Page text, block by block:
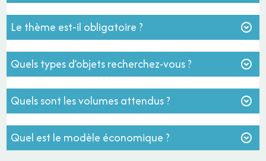
Le thème est‑il obligatoire ?
Quels types d’objets recherchez-vous ?
Quels sont les volumes attendus ?
Quel est le modèle économique ?